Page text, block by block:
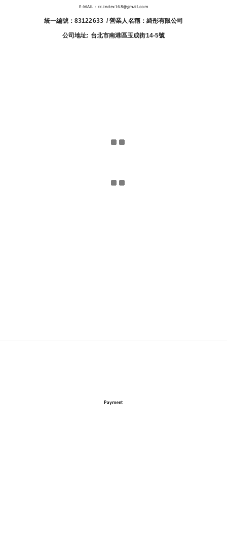
E-MAIL：cc.index168@gmail.com
統一編號：83122633 / 營業人名稱：綺彤有限公司
公司地址: 台北市南港區玉成街14-5號
Payment